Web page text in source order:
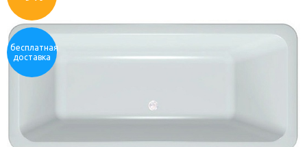
бесплатная
доставка